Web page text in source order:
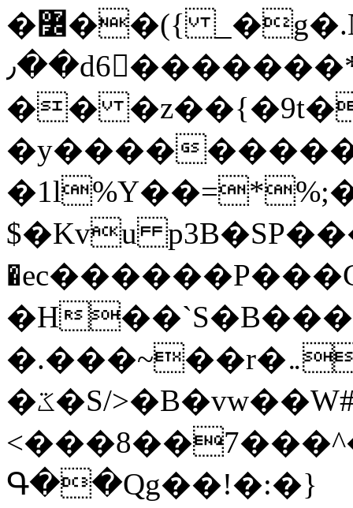
�߼��({ _�g�.Nfӻg����f7z91o^��̤^�>��2�`�:|#dk�{>�>>&�tsw�Nwo�?
٫��d6򆧇�������*��[|^]oo���NW~zz>�X&�u�=K?
��
�y����
$�Kvu
�H
�.���~��r�޼�}�܅�mؕWu���K}
�ػ�S/>�B�vw��W#�I��*]\W��)Ħ�1��fC}
Գ��Qg��!�:�}